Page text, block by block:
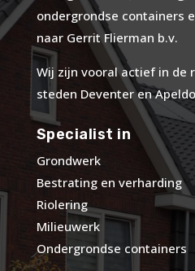
ondergrondse containers
naar Gerrit Flierman b.v.
Wij zijn vooral actief in de
steden Deventer en
Specialist in
Grondwerk
Bestrating en verharding
Riolering
Milieuwerk
Ondergrondse containers